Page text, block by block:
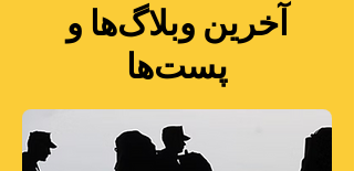
آخرین وبلاگ‌ها و
پست‌ها